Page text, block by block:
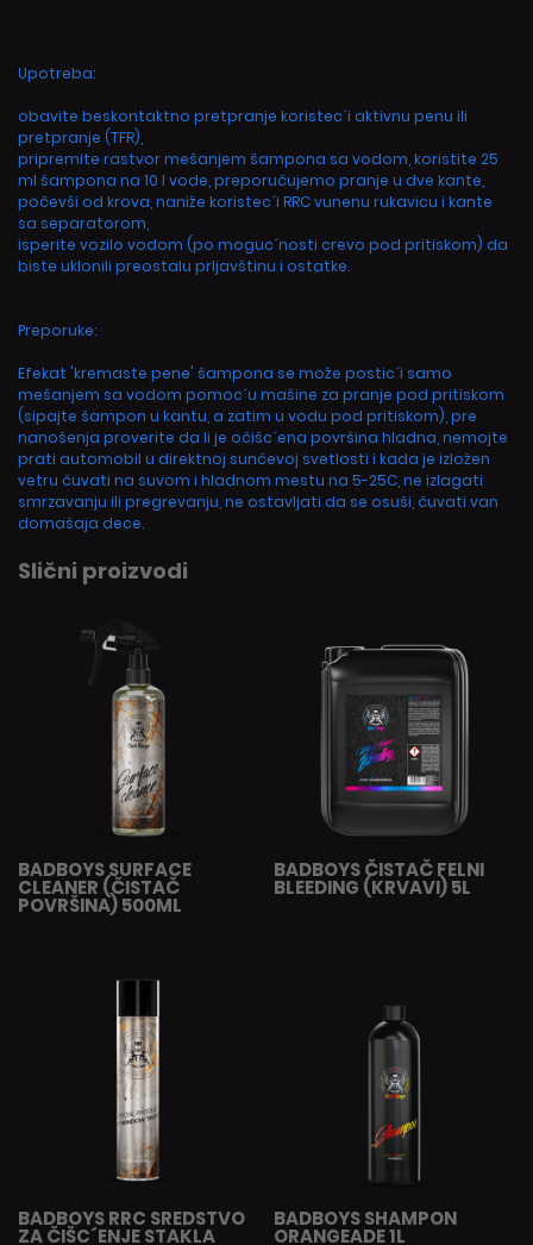
Upotreba:
obavite beskontaktno pretpranje koristec´i aktivnu penu ili
pretpranje (TFR),
pripremite rastvor mešanjem šampona sa vodom, koristite 25
ml šampona na 10 l vode, preporučujemo pranje u dve kante,
počevši od krova, naniže koristec´i RRC vunenu rukavicu i kante
sa separatorom,
isperite vozilo vodom (po moguc´nosti crevo pod pritiskom) da
biste uklonili preostalu prljavštinu i ostatke.
Preporuke:
Efekat 'kremaste pene' šampona se može postic´i samo
mešanjem sa vodom pomoc´u mašine za pranje pod pritiskom
(sipajte šampon u kantu, a zatim u vodu pod pritiskom), pre
nanošenja proverite da li je očišc´ena površina hladna, nemojte
prati automobil u direktnoj sunčevoj svetlosti i kada je izložen
vetru čuvati na suvom i hladnom mestu na 5-25C, ne izlagati
smrzavanju ili pregrevanju, ne ostavljati da se osuši, čuvati van
domašaja dece.
Slični proizvodi
BADBOYS SURFACE
CLEANER (ČISTAČ
POVRŠINA) 500ML
BADBOYS ČISTAČ FELNI
BLEEDING (KRVAVI) 5L
BADBOYS RRC SREDSTVO
ZA ČIŠC´ENJE STAKLA
BADBOYS SHAMPON
ORANGEADE 1L